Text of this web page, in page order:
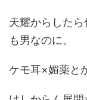
天耀からした
も男なのに。
ケモ耳×媚薬と